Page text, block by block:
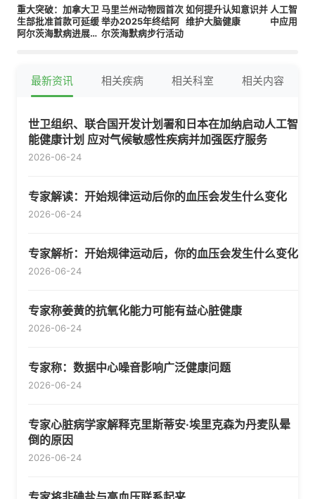
重大突破：加拿大卫
生部批准首款可延缓
阿尔茨海默病进展的
马里兰州动物园首次
举办2025年终结阿
尔茨海默病步行活动
如何提升认知意识并
维护大脑健康
人工智能
中应用的
最新资讯 相关疾病 相关科室 相关内容
世卫组织、联合国开发计划署和日本在加纳启动人工智
能健康计划 应对气候敏感性疾病并加强医疗服务
2026-06-24
专家解读：开始规律运动后你的血压会发生什么变化
2026-06-24
专家解析：开始规律运动后，你的血压会发生什么变化
2026-06-24
专家称姜黄的抗氧化能力可能有益心脏健康
2026-06-24
专家称：数据中心噪音影响广泛健康问题
2026-06-24
专家心脏病学家解释克里斯蒂安·埃里克森为丹麦队晕
倒的原因
2026-06-24